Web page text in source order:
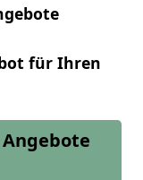
für Ihren